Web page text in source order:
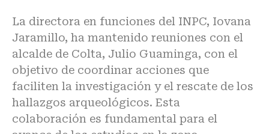
La directora en funciones del INPC, Iovana
Jaramillo, ha mantenido reuniones con el
alcalde de Colta, Julio Guaminga, con el
objetivo de coordinar acciones que
faciliten la investigación y el rescate de los
hallazgos arqueológicos. Esta
colaboración es fundamental para el